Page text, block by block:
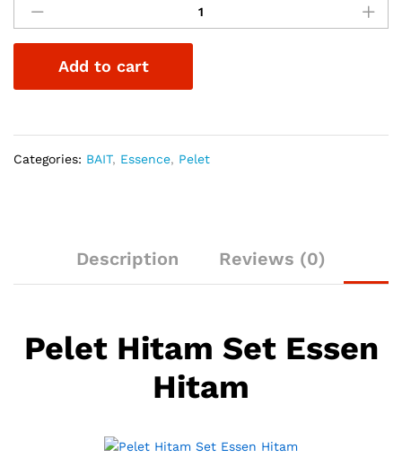
Hitam
Set
Essen
quantity
Add to cart
Categories: BAIT, Essence, Pelet
Description Reviews (0)
Pelet Hitam Set Essen
Hitam